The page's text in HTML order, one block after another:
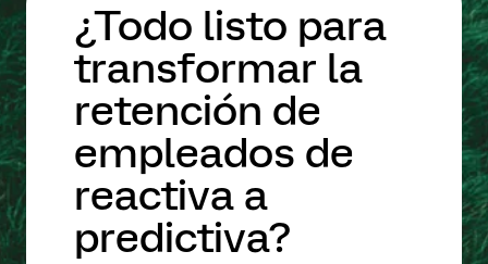
¿Todo listo para
transformar la
retención de
empleados de
reactiva a
predictiva?